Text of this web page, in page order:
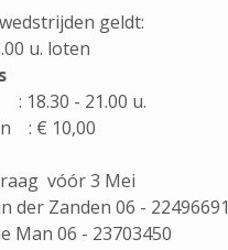
geldt:
u. loten
- 21.00 u.
: € 10,00
vóór 3 Mei
der Zanden 06 - 22496691
Man 06 - 23703450